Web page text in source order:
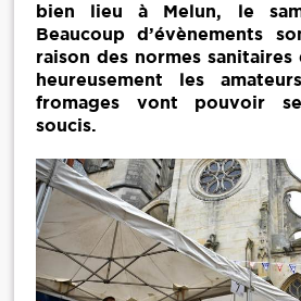
bien lieu à Melun, le
Beaucoup d’évènements
raison des normes sanitaires
heureusement les
fromages vont pouvoir
soucis.